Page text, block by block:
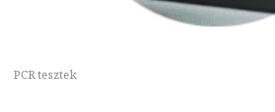
PCR tesztek